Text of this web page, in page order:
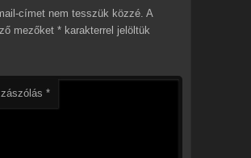
címet nem tesszük közzé. A
mezőket * karakterrel jelöltük
*